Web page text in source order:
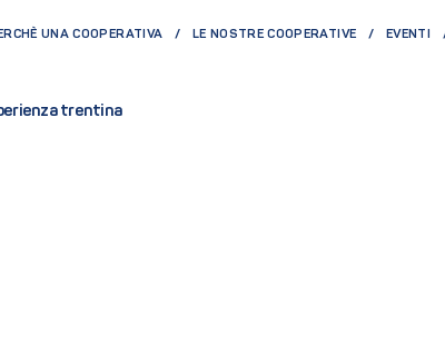
UNA COOPERATIVA LE NOSTRE COOPERATIVE EVENTI
trentina